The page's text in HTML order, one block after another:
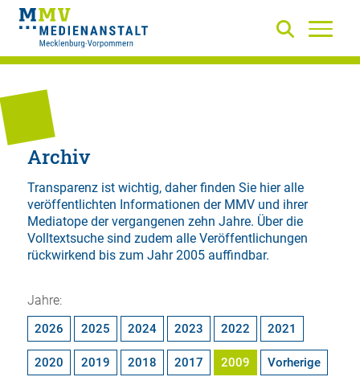
Archiv
Transparenz ist wichtig, daher finden Sie hier alle
veröffentlichten Informationen der MMV und ihrer
Mediatope der vergangenen zehn Jahre. Über die
Volltextsuchesind zudem alle Veröffentlichungen
rückwirkend bis zum Jahr 2005 auffindbar.
Jahre:
2026 2025 2024 2023 2022 2021
2020 2019 2018 2017 2009 Vorherige